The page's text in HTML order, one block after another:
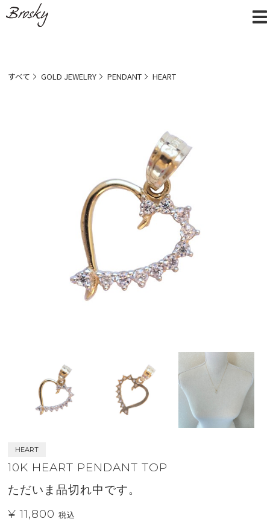
すべて GOLD JEWELRY PENDANT HEART
HEART
10K HEART PENDANT TOP
ただいま品切れ中です。
¥ 11,800税込